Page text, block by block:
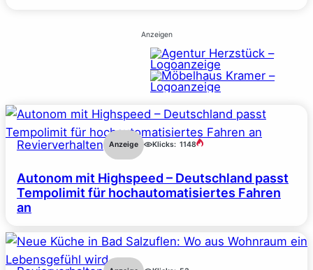
Anzeigen
Revierverhalten Anzeige Klicks: 1148
Autonom mit Highspeed – Deutschland passt
Tempolimit für hochautomatisiertes Fahren
an